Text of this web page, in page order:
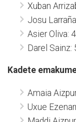
Xuban
Josu
Asier Oliva:
Darel Sainz:
Kadete
Amaia
Uxue